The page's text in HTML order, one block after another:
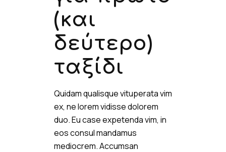
(και
δεύτερο)
ταξίδι
Quidam qualisque vituperata vim
ex, ne lorem vidisse dolorem
duo. Eu case expetenda vim, in
eos consul mandamus
mediocrem. Accumsan